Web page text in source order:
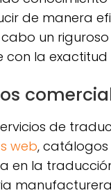
de manera
un
la
de
web,
en la